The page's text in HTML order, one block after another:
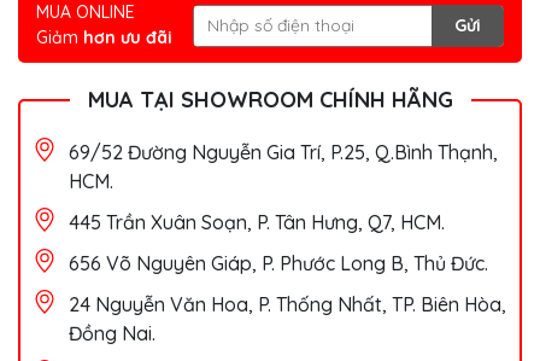
MUA ONLINE
Giảm hơn ưu đãi
Gửi
MUA TẠI SHOWROOM CHÍNH HÃNG
69/52 Đường Nguyễn Gia Trí, P.25, Q.Bình Thạnh,
HCM.
445 Trần Xuân Soạn, P. Tân Hưng, Q7, HCM.
656 Võ Nguyên Giáp, P. Phước Long B, Thủ Đức.
24 Nguyễn Văn Hoa, P. Thống Nhất, TP. Biên Hòa,
Đồng Nai.